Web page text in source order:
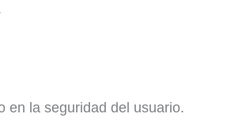
en la seguridad del usuario.